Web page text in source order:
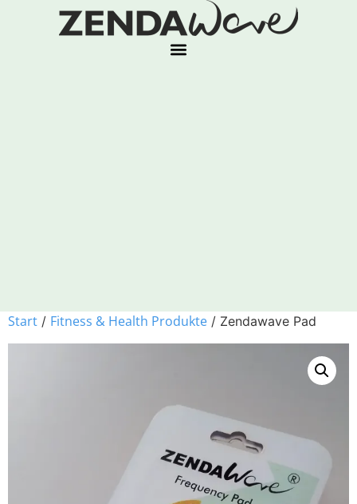
Start / Fitness & Health Produkte / Zendawave Pad